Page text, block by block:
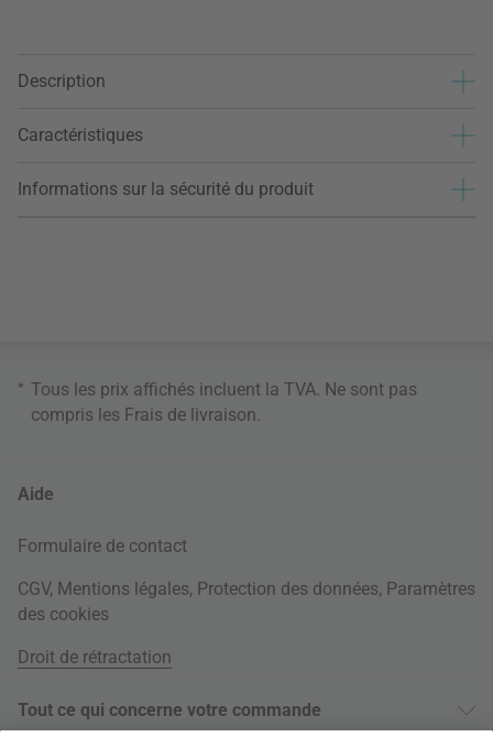
Description
Caractéristiques
Informations sur la sécurité du produit
* Tous les prix affichés incluent la TVA. Ne sont pas
compris les Frais de livraison
Aide
Formulaire de contact
CGV, Mentions légales, Protection des données, Paramètres
des cookies
Droit de rétractation
Tout ce qui concerne votre commande